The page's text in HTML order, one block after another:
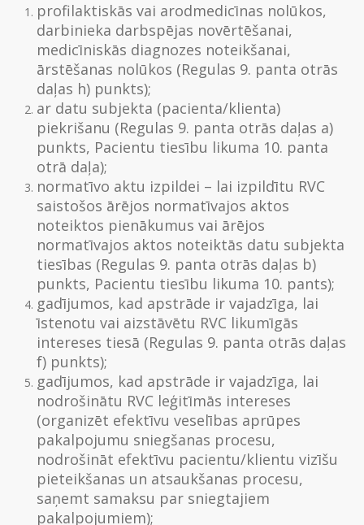
profilaktiskās vai arodmedicīnas nolūkos,
darbinieka darbspējas novērtēšanai,
medicīniskās diagnozes noteikšanai,
ārstēšanas nolūkos (Regulas 9. panta otrās
daļas h) punkts);
ar datu subjekta (pacienta/klienta)
piekrišanu (Regulas 9. panta otrās daļas a)
punkts, Pacientu tiesību likuma 10. panta
otrā daļa);
normatīvo aktu izpildei – lai izpildītu RVC
saistošos ārējos normatīvajos aktos
noteiktos pienākumus vai ārējos
normatīvajos aktos noteiktās datu subjekta
tiesības (Regulas 9. panta otrās daļas b)
punkts, Pacientu tiesību likuma 10. pants);
gadījumos, kad apstrāde ir vajadzīga, lai
īstenotu vai aizstāvētu RVC likumīgās
intereses tiesā (Regulas 9. panta otrās daļas
f) punkts);
gadījumos, kad apstrāde ir vajadzīga, lai
nodrošinātu RVC leģitīmās intereses
(organizēt efektīvu veselības aprūpes
pakalpojumu sniegšanas procesu,
nodrošināt efektīvu pacientu/klientu vizīšu
pieteikšanas un atsaukšanas procesu,
saņemt samaksu par sniegtajiem
pakalpojumiem);